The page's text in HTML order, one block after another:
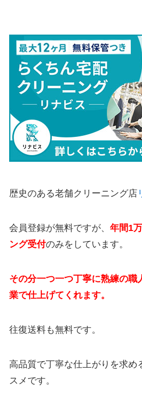
歴史のある老舗クリーニング店
会員登録が無料ですが、 年間1
ング受付のみをしています。
その分一つ一つ丁寧に熟練の職
業で仕上げてくれます。
往復送料も無料です。
高品質で丁寧な仕上がりを求め
スメです。